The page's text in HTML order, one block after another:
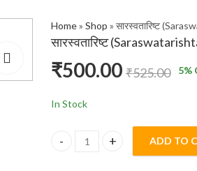
Home» Shop » सारस्वतारिष्ट
सारस्वतारिष्ट
₹500.00 ₹525.00 5%
In Stock
सारस्वतारिष्ट (Saraswatarishta)
ADD TO